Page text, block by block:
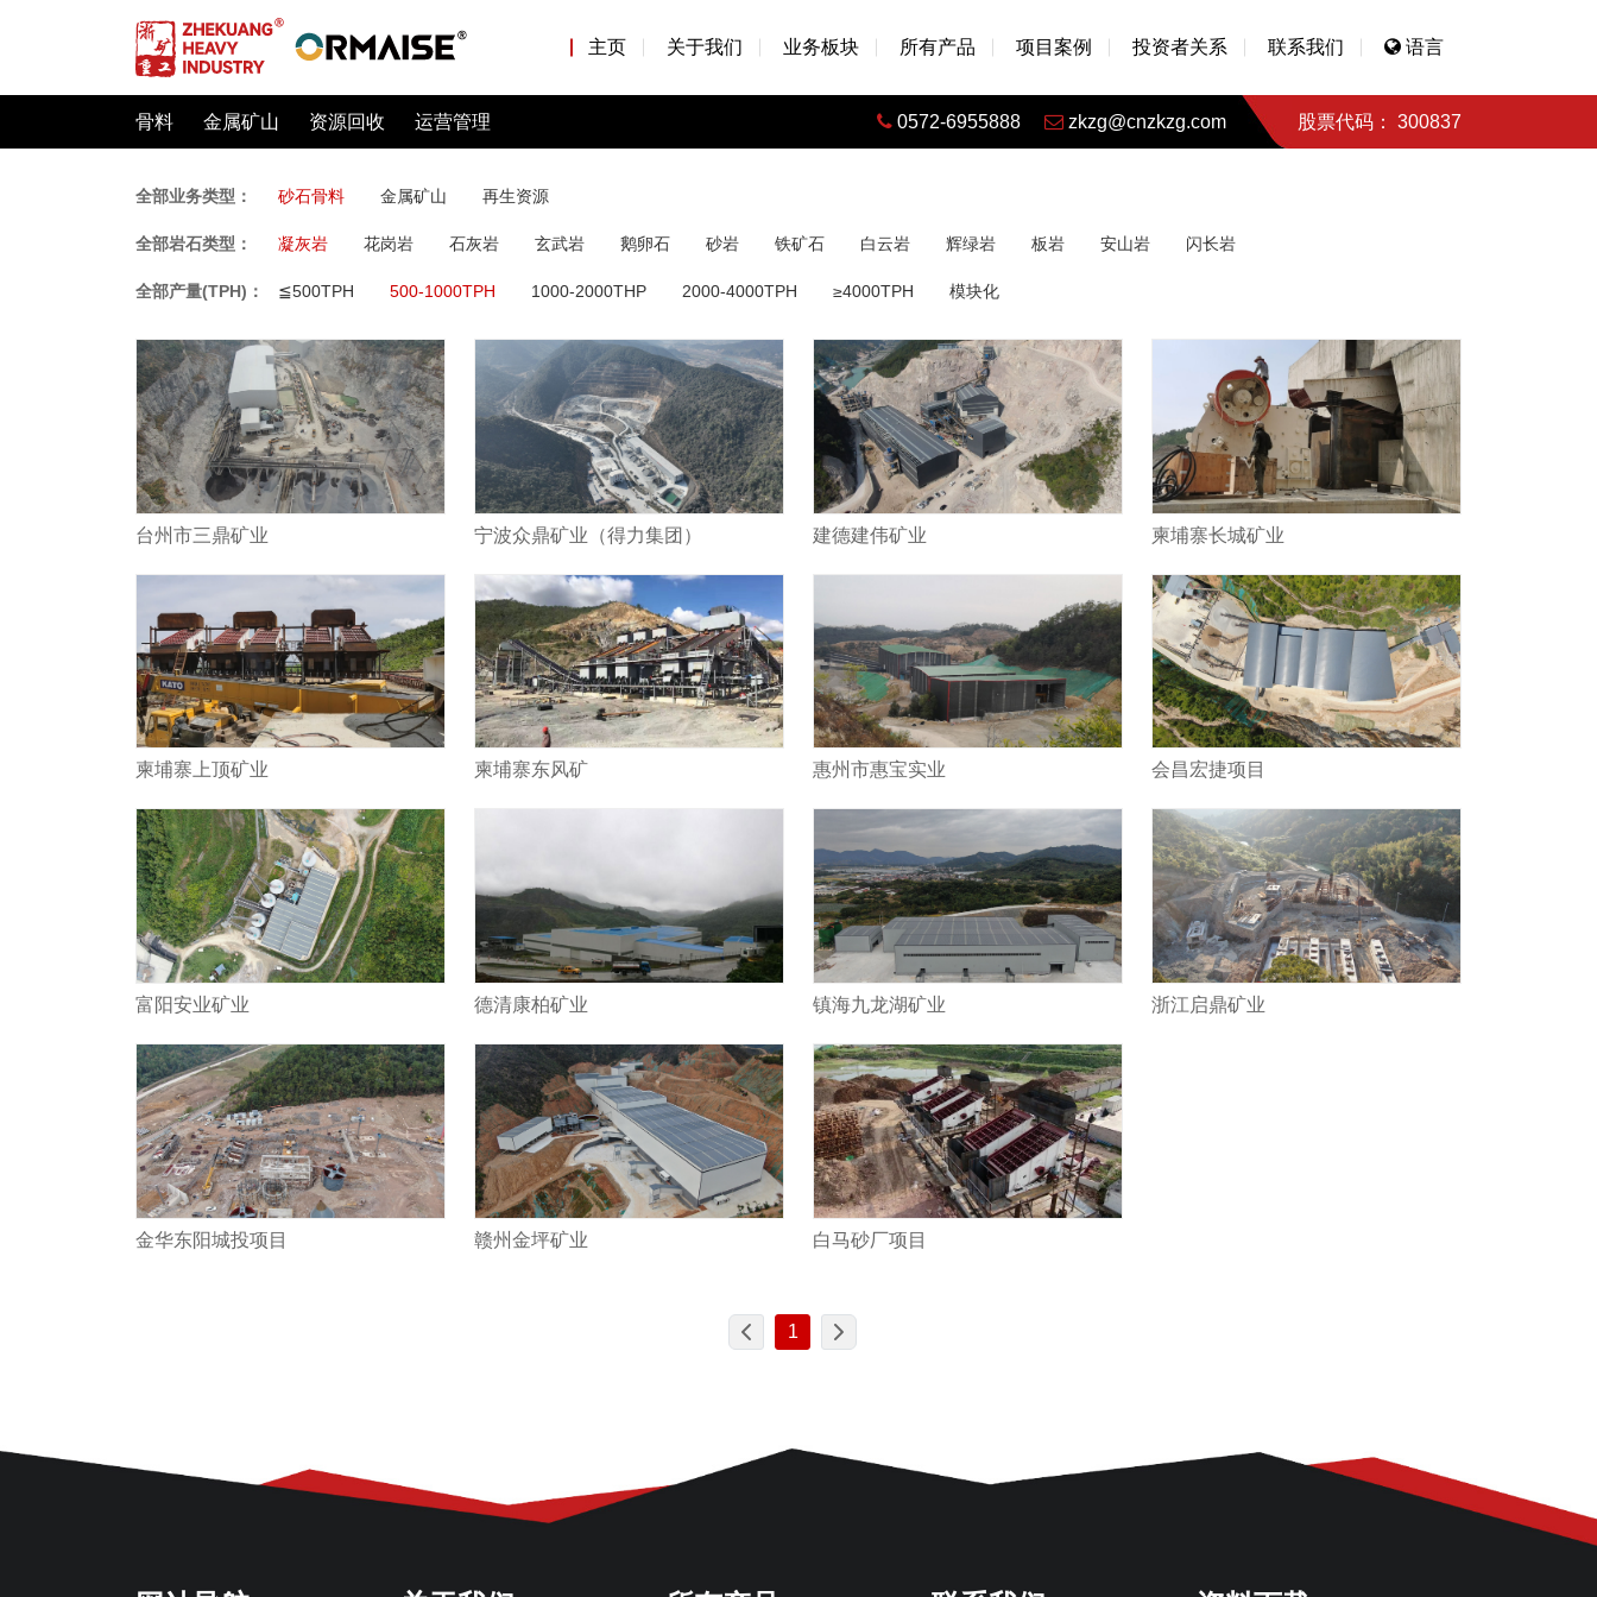
主页 关于我们 业务板块 所有产品 项目案例 投资者关系 联系我们 语言
骨料 金属矿山 资源回收 运营管理 股票代码： 300837
0572-6955888 zkzg@cnzkzg.com
全部业务类型： 砂石骨料 金属矿山 再生资源
全部岩石类型： 凝灰岩 花岗岩 石灰岩 玄武岩 鹅卵石 砂岩 铁矿石 白云岩 辉绿岩 板岩 安山岩 闪长岩
全部产量(TPH)： ≦500TPH 500-1000TPH 1000-2000THP 2000-4000TPH ≥4000TPH 模块化
台州市三鼎矿业 宁波众鼎矿业（得力集团） 建德建伟矿业 柬埔寨长城矿业
柬埔寨上顶矿业 柬埔寨东风矿 惠州市惠宝实业 会昌宏捷项目
富阳安业矿业 德清康柏矿业 镇海九龙湖矿业 浙江启鼎矿业
金华东阳城投项目 赣州金坪矿业 白马砂厂项目
1